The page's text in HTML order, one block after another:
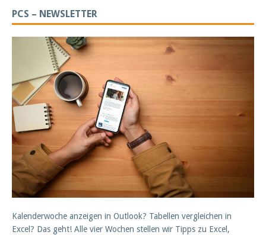
PCS – NEWSLETTER
Kalenderwoche anzeigen in Outlook? Tabellen vergleichen in
Excel? Das geht! Alle vier Wochen stellen wir Tipps zu Excel,